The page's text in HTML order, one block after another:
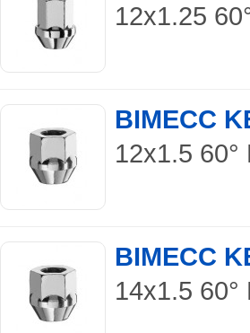
12x1.25
BIMECC
12x1.5
BIMECC
14x1.5